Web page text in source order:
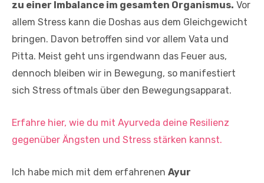
zu einer Imbalance im gesamten Organismus. Vor
allem Stress kann die Doshas aus dem Gleichgewicht
bringen. Davon betroffen sind vor allem Vata und
Pitta. Meist geht uns irgendwann das Feuer aus,
dennoch bleiben wir in Bewegung, so manifestiert
sich Stress oftmals über den Bewegungsapparat.
Erfahre hier, wie du mit Ayurveda deine Resilienz
gegenüber Ängsten und Stress stärken kannst.
Ich habe mich mit dem erfahrenen Ayur